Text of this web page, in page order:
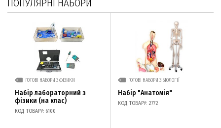
ПОПУЛЯРНІ НАБОРИ
ГОТОВІ НАБОРИ З ФІЗИКИ
Набір лабораторний з
фізики (на клас)
КОД ТОВАРУ: 6100
ГОТОВІ НАБОРИ З БІОЛОГІЇ
Набір "Анатомія"
КОД ТОВАРУ: 2772